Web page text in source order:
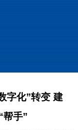
字化”转变 建
帮手”